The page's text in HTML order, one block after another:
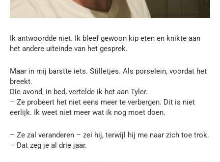
Ik antwoordde niet. Ik bleef gewoon kip eten en knikte aan
het andere uiteinde van het gesprek.
Maar in mij barstte iets. Stilletjes. Als porselein, voordat het
breekt.
Die avond, in bed, vertelde ik het aan Tyler.
– Ze probeert het niet eens meer te verbergen. Dit is niet
eerlijk. Ik weet niet meer wat ik nog moet doen.
– Ze zal veranderen – zei hij, terwijl hij me naar zich toe trok.
– Dat zeg je al drie jaar.